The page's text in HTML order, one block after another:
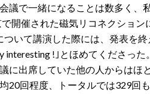
議で一緒になることは数多く、
開催された磁気リコネクショ
ついて講演した際には、発表を
interesting !｣とほめてくださっ
に出席していた他の人からはほ
20回程度、トータルでは329回